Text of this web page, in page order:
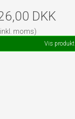
DKK
moms)
Vis produkt